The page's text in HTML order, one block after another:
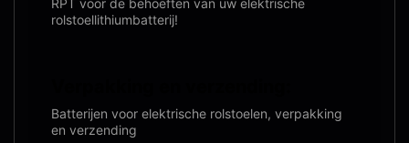
RPT voor de behoeften van uw elektrische
rolstoellithiumbatterij!
Batterijen voor elektrische rolstoelen, verpakking
en verzending